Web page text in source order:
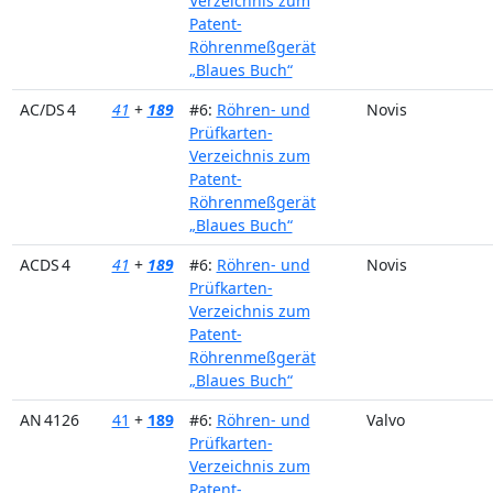
Patent-
Röhrenmeßgerät
„Blaues Buch“
AC/DS 4
41 + 189 #6: Röhren- und
Prüfkarten-
Verzeichnis zum
Patent-
Röhrenmeßgerät
„Blaues Buch“
Novis
ACDS 4 41 + 189 #6: Röhren- und
Prüfkarten-
Verzeichnis zum
Patent-
Röhrenmeßgerät
„Blaues Buch“
Novis
AN 4126 41 + 189 #6: Röhren- und
Prüfkarten-
Verzeichnis zum
Valvo